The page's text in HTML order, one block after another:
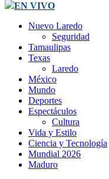
EN VIVO
Nuevo Laredo
Seguridad
Tamaulipas
Texas
Laredo
México
Mundo
Deportes
Espectáculos
Cultura
Vida y Estilo
Ciencia y Tecnología
Mundial 2026
Maduro